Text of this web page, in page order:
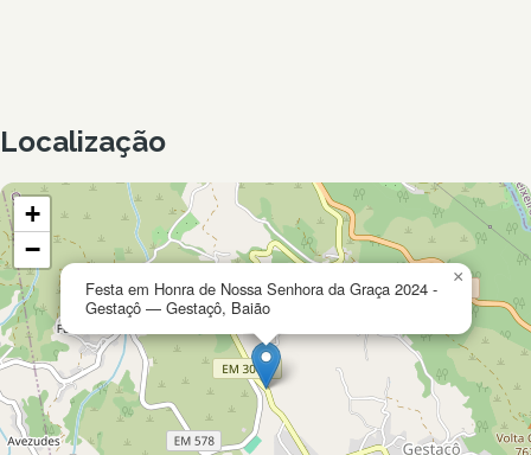
Localização
Festa em Honra de Nossa Senhora da Graça 2024 -
Gestaçô — Gestaçô, Baião
×
+
−